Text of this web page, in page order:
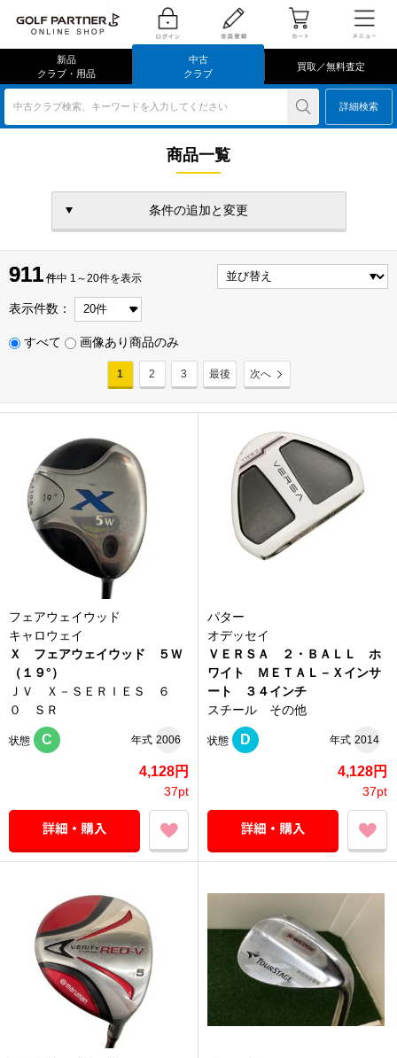
新品
クラブ・用品
中古
クラブ
買取／無料査定
中古クラブ検索、キーワードを入力してください 詳細検索
商品一覧
条件の追加と変更
911 件
911 件中 1～20件を表示
表示件数：
すべて 画像あり商品のみ
1 2 3 最後 次へ
フェアウェイウッド
キャロウェイ
Ｘ フェアウェイウッド ５Ｗ
（１９°）
ＪＶ Ｘ－ＳＥＲＩＥＳ ６
０ ＳＲ
状態 C 年式 2006
4,128円
37pt
パター
オデッセイ
ＶＥＲＳＡ ２・ＢＡＬＬ ホ
ワイト ＭＥＴＡＬ－Ｘインサ
ート ３４インチ
スチール その他
状態 D 年式 2014
4,128円
37pt